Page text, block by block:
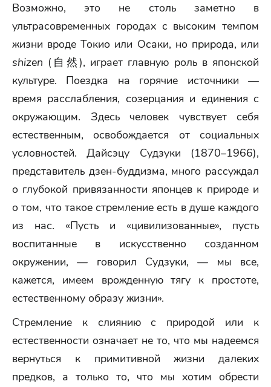
Возможно, это не столь заметно в
ультрасовременных городах с высоким темпом
жизни вроде Токио или Осаки, но природа, или
shizen (自然), играет главную роль в японской
культуре. Поездка на горячие источники —
время расслабления, созерцания и единения с
окружающим. Здесь человек чувствует себя
естественным, освобождается от социальных
условностей. Дайсэцу Судзуки (1870–1966),
представитель дзен-буддизма, много рассуждал
о глубокой привязанности японцев к природе и
о том, что такое стремление есть в душе каждого
из нас. «Пусть и «цивилизованные», пусть
воспитанные в искусственно созданном
окружении, — говорил Судзуки, — мы все,
кажется, имеем врожденную тягу к простоте,
естественному образу жизни».
Стремление к слиянию с природой или к
естественности означает не то, что мы надеемся
вернуться к примитивной жизни далеких
предков, а только то, что мы хотим обрести